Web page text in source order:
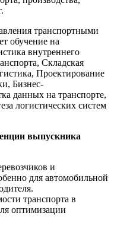
транспортными
обучение на
внутреннего
Складская
Проектирование
Бизнес-
данных на транспорте,
логистических систем
выпускника
и
для автомобильной
транспорта в
оптимизации